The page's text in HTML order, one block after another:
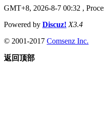
GMT+8, 2026-8-7 00:32 ,
Powered by Discuz! X3.4
© 2001-2017 Comsenz Inc.
返回顶部